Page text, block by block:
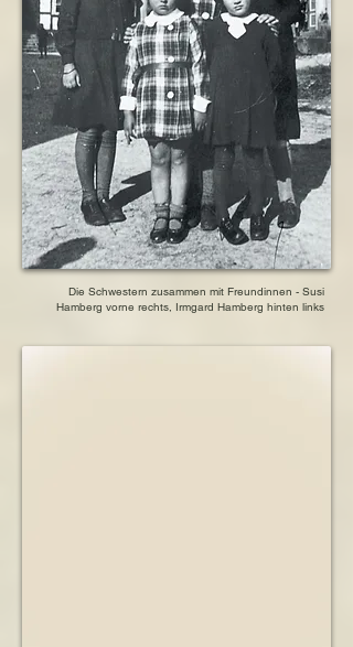
Die Schwestern zusammen mit Freundinnen - Susi
Hamberg vorne rechts, Irmgard Hamberg hinten links